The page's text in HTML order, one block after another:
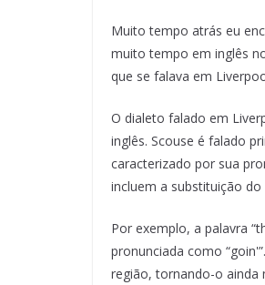
Muito tempo atrás eu
muito tempo em inglês
que se falava em
O dialeto falado em
inglês. Scouse é falado
caracterizado por sua
incluem a substituição do
Por exemplo, a palavra
pronunciada como
região, tornando-o ainda